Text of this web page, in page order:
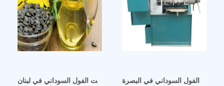
الفوائد البيئية والاقتصادية لزيت الفول السوداني في لبنان
زيت الفول السوداني في البصرة